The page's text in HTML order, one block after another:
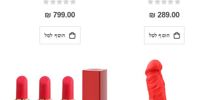
Rating:
0%
289.00 ₪
הוסף לסל
Rating:
0%
799.00 ₪
הוסף לסל